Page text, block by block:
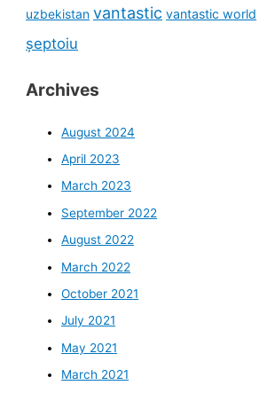
uzbekistan vantastic vantastic world
șeptoiu
Archives
August 2024
April 2023
March 2023
September 2022
August 2022
March 2022
October 2021
July 2021
May 2021
March 2021